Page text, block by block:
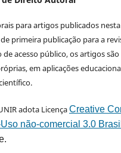
para artigos publicados
primeira publicação para a
de acesso público, os artigos
em aplicações
adota LicençaCreative
não-comercial 3.0